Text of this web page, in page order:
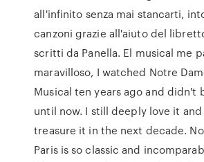
all'infinito senza mai stancarti,
canzoni grazie all'aiuto del
scritti da Panella. El musical me
maravilloso, I watched Notre
Musical ten years ago and didn't
until now. I still deeply love it
treasure it in the next decade.
Paris is so classic and